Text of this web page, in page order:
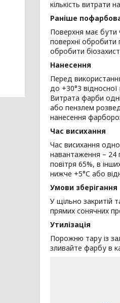
кількість витрати
Раніше
Поверхня має бути
поверхні обробити
обробити
Нанесення
Перед
до +30°З
Витрата фарби
або пензлем
нанесення
Час висихання
Час висихання
навантаження – 24
повітря 65%, в
нижче +5°С або
Умови зберігання
У щільно закритій
прямих сонячних
Утилізація
Порожню тару із
зливайте фарбу в